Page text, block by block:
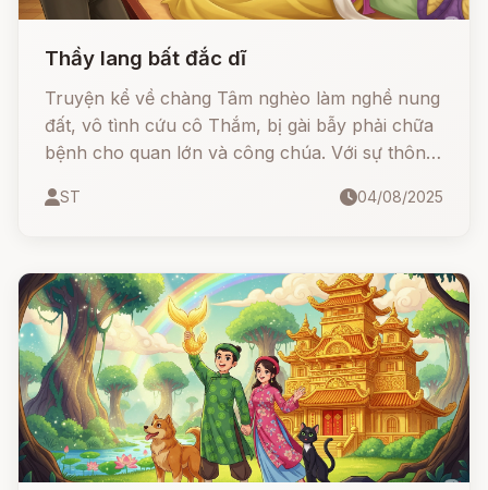
Thầy lang bất đắc dĩ
Truyện kể về chàng Tâm nghèo làm nghề nung
đất, vô tình cứu cô Thắm, bị gài bẫy phải chữa
bệnh cho quan lớn và công chúa. Với sự thông
không chỉ vượt qua thử thách mà còn giành lại
ST 04/08/2025